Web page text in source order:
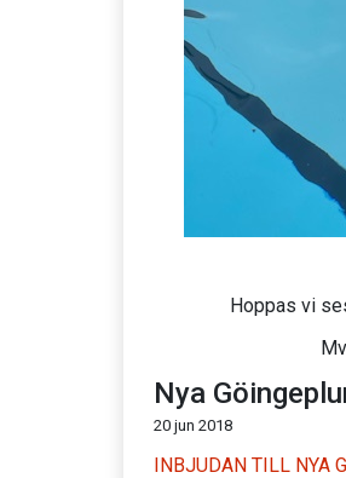
Hoppas vi
Nya
20 jun 2018
INBJUDAN TILL NYA